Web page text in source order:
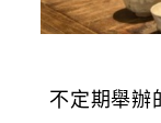
不定期舉辦